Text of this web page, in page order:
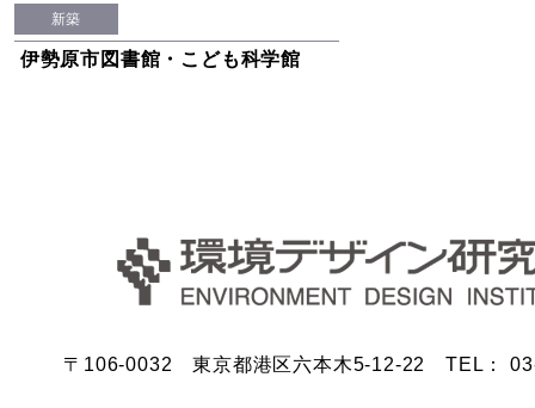
新築
伊勢原市図書館・こども科学館
〒106-0032 東京都港区六本木5-12-22 TEL：